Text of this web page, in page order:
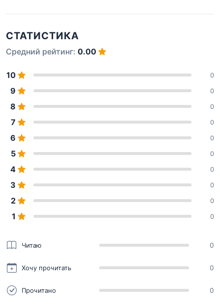
СТАТИСТИКА
Средний рейтинг: 0.00
10 0
9 0
8 0
7 0
6 0
5 0
4 0
3 0
2 0
1 0
Читаю 0
Хочу прочитать 0
Прочитано 0